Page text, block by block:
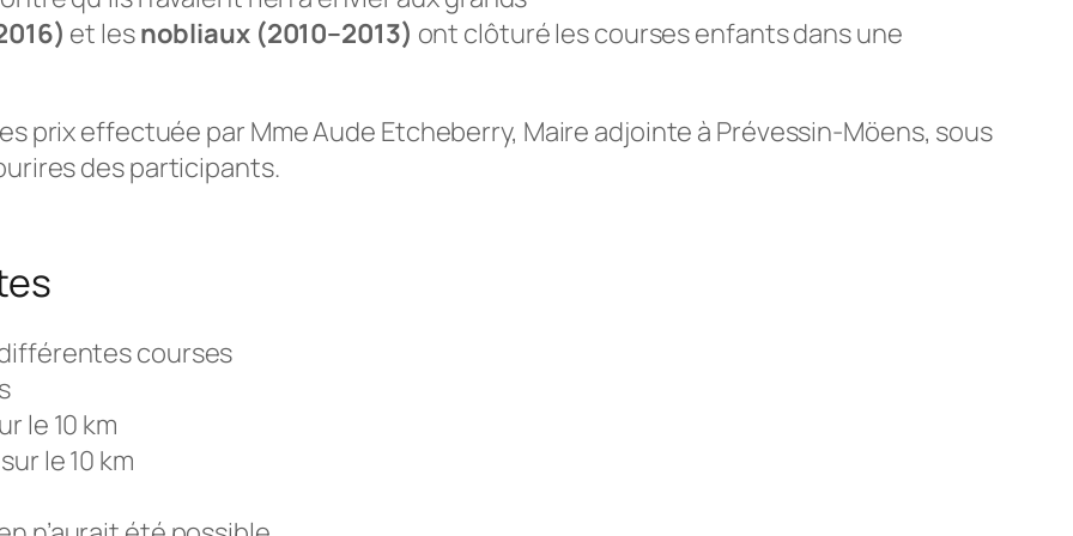
et lesnobliaux (2010–2013) ont clôturé les courses enfants dans une
prix effectuée par Mme Aude Etcheberry, Maire adjointe à Prévessin-Möens, sous
des participants.
courses
le 10 km
le 10 km